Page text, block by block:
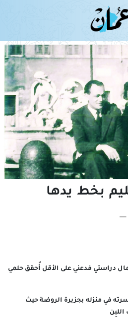
بخط يدها
دراستي فدعني على الأقل أُحقق حلمي
في منزله بجزيرة الروضة حيث